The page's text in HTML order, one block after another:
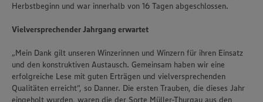
Herbstbeginn und war innerhalb von 16 Tagen abgeschlossen.
Vielversprechender Jahrgang erwartet
„Mein Dank gilt unseren Winzerinnen und Winzern für ihren Einsatz
und den konstruktiven Austausch. Gemeinsam haben wir eine
erfolgreiche Lese mit guten Erträgen und vielversprechenden
Qualitäten erreicht“, so Danner. Die ersten Trauben, die dieses Jahr
eingeholt wurden, waren die der Sorte Müller-Thurgau aus den